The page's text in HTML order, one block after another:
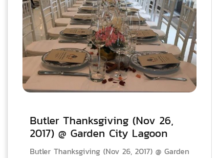
Butler Thanksgiving (Nov 26,
2017) @ Garden City Lagoon
Butler Thanksgiving (Nov 26, 2017) @ Garden